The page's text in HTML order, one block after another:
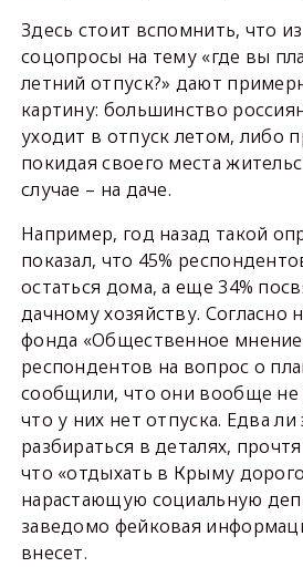
Здесь стоит вспомнить, что
соцопросы на тему «где вы
летний отпуск?» дают
картину: большинство
уходит в отпуск летом, либо
покидая своего места
случае – на даче.
Например, год назад такой
показал, что 45%
остаться дома, а еще 34%
дачному хозяйству. Согласно
фонда «Общественное
респондентов на вопрос о
сообщили, что они вообще не
что у них нет отпуска. Едва
разбираться в деталях,
что «отдыхать в Крыму
нарастающую социальную
заведомо фейковая
внесет.